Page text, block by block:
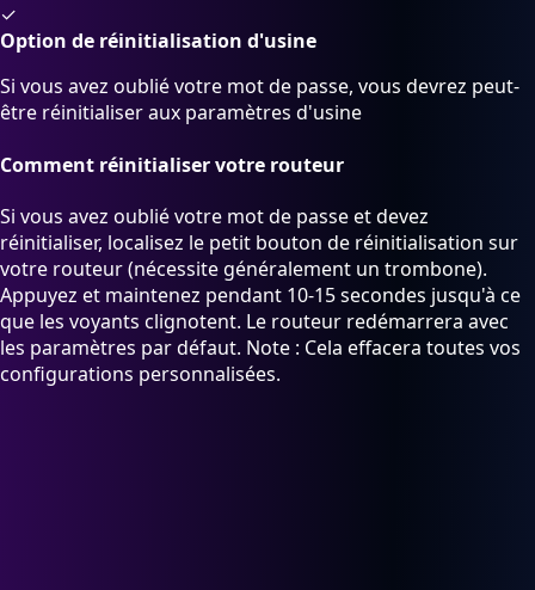
✓
Option de réinitialisation d'usine
Si vous avez oublié votre mot de passe, vous devrez peut-
être réinitialiser aux paramètres d'usine
Comment réinitialiser votre routeur
Si vous avez oublié votre mot de passe et devez
réinitialiser, localisez le petit bouton de réinitialisation sur
votre routeur (nécessite généralement un trombone).
Appuyez et maintenez pendant 10-15 secondes jusqu'à ce
que les voyants clignotent. Le routeur redémarrera avec
les paramètres par défaut. Note : Cela effacera toutes vos
configurations personnalisées.